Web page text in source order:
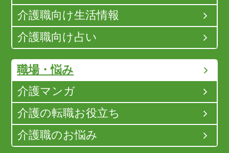
介護職向け生活情報
介護職向け占い
職場・悩み
介護マンガ
介護の転職お役立ち
介護職のお悩み